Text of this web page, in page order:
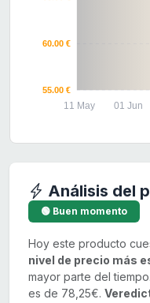
60.00 €
55.00 €
11 May 01 Jun
Análisis del
🟢 Buen momento
Hoy este producto
nivel de precio más
mayor parte del
es de 78,25€.